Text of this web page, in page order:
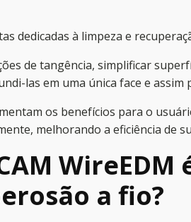
dedicadas à limpeza e
de tangência, simplificar
las em uma única face e assim
os benefícios para o
melhorando a eficiência de
a fio?